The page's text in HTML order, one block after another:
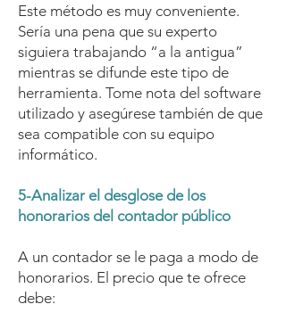
Este método es muy conveniente.
Sería una pena que su experto
siguiera trabajando “a la antigua”
mientras se difunde este tipo de
herramienta. Tome nota del software
utilizado y asegúrese también de que
sea compatible con su equipo
informático.
5-Analizar el desglose de los
honorarios del contador público
A un contador se le paga a modo de
honorarios. El precio que te ofrece
debe: